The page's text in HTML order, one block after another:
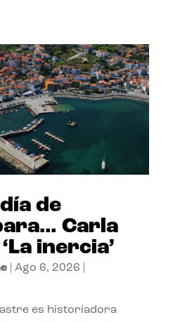
de
Carla
inercia’
| Ago 6, 2026
es historiadora